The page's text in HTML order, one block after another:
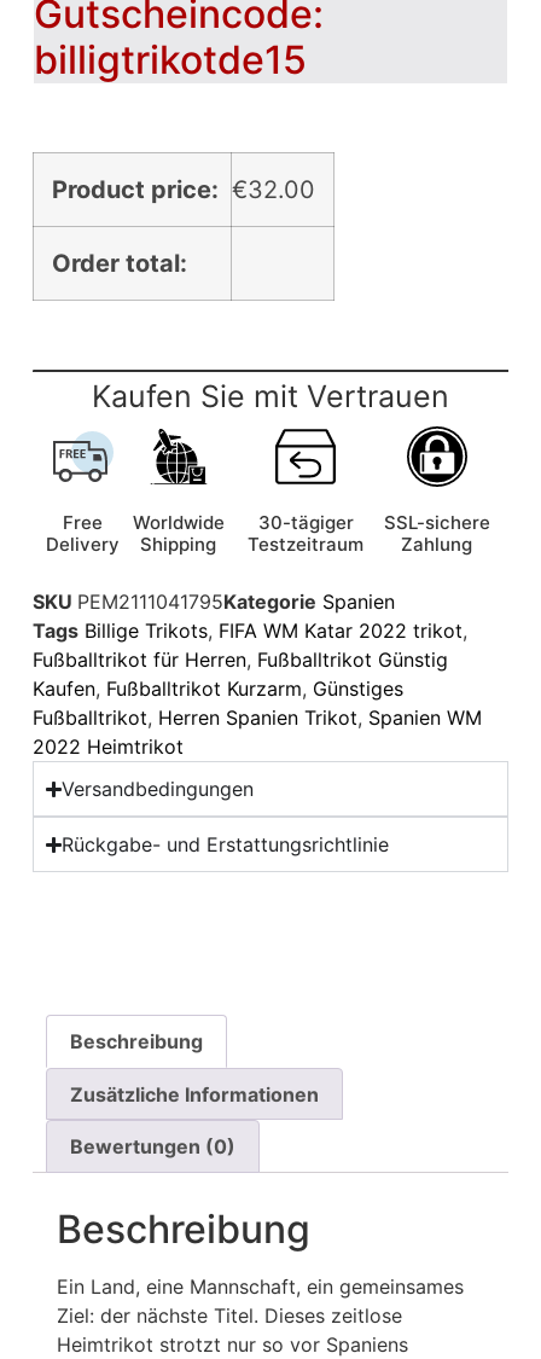
Gutscheincode:
billigtrikotde15
Product price: €32.00
Order total:
Kaufen Sie mit Vertrauen
Free
Delivery
Worldwide
Shipping
30-tägiger
Testzeitraum
SSL-sichere
Zahlung
SKU PEM2111041795Kategorie Spanien
Tags Billige Trikots, FIFA WM Katar 2022 trikot,
Fußballtrikot für Herren, Fußballtrikot Günstig
Kaufen, Fußballtrikot Kurzarm, Günstiges
Fußballtrikot, Herren Spanien Trikot, Spanien WM
2022 Heimtrikot
Versandbedingungen
Rückgabe- und Erstattungsrichtlinie
Beschreibung
Zusätzliche Informationen
Bewertungen (0)
Beschreibung
Ein Land, eine Mannschaft, ein gemeinsames
Ziel: der nächste Titel. Dieses zeitlose
Heimtrikot strotzt nur so vor Spaniens